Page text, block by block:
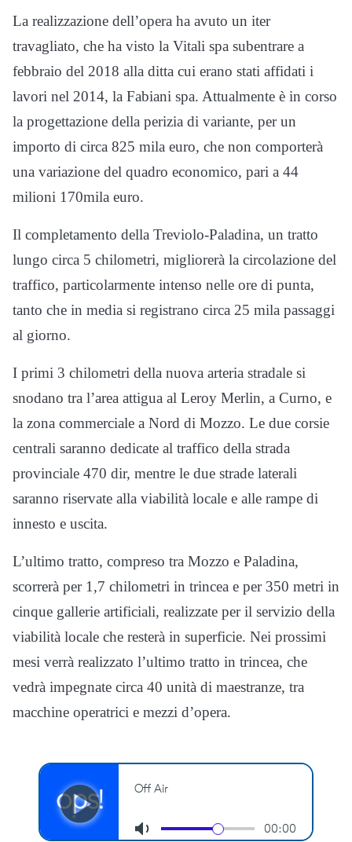
La realizzazione dell’opera ha avuto un iter
travagliato, che ha visto la Vitali spa subentrare a
febbraio del 2018 alla ditta cui erano stati affidati i
lavori nel 2014, la Fabiani spa. Attualmente è in corso
la progettazione della perizia di variante, per un
importo di circa 825 mila euro, che non comporterà
una variazione del quadro economico, pari a 44
milioni 170mila euro.
Il completamento della Treviolo-Paladina, un tratto
lungo circa 5 chilometri, migliorerà la circolazione del
traffico, particolarmente intenso nelle ore di punta,
tanto che in media si registrano circa 25 mila passaggi
al giorno.
I primi 3 chilometri della nuova arteria stradale si
snodano tra l’area attigua al Leroy Merlin, a Curno, e
la zona commerciale a Nord di Mozzo. Le due corsie
centrali saranno dedicate al traffico della strada
provinciale 470 dir, mentre le due strade laterali
saranno riservate alla viabilità locale e alle rampe di
innesto e uscita.
L’ultimo tratto, compreso tra Mozzo e Paladina,
scorrerà per 1,7 chilometri in trincea e per 350 metri in
cinque gallerie artificiali, realizzate per il servizio della
viabilità locale che resterà in superficie. Nei prossimi
mesi verrà realizzato l’ultimo tratto in trincea, che
vedrà impegnate circa 40 unità di maestranze, tra
macchine operatrici e mezzi d’opera.